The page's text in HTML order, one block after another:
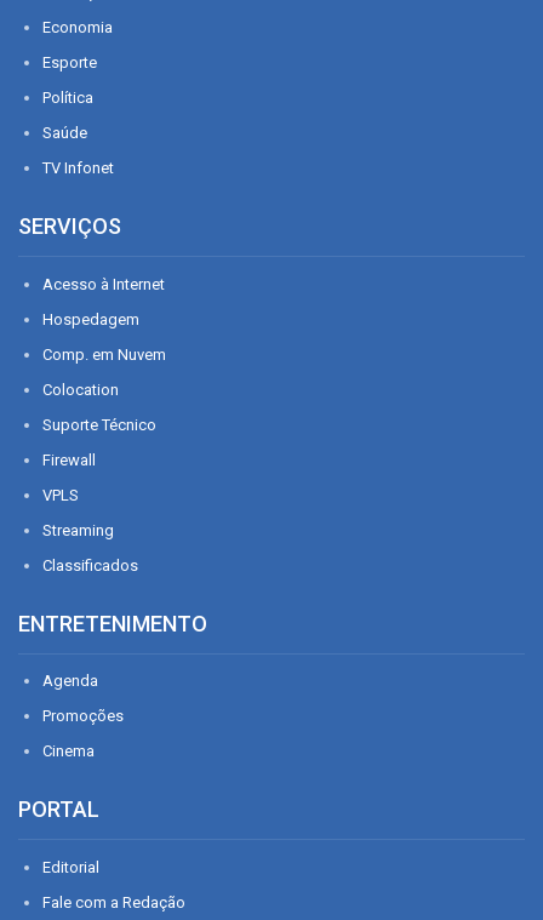
Economia
Esporte
Política
Saúde
TV Infonet
SERVIÇOS
Acesso à Internet
Hospedagem
Comp. em Nuvem
Colocation
Suporte Técnico
Firewall
VPLS
Streaming
Classificados
ENTRETENIMENTO
Agenda
Promoções
Cinema
PORTAL
Editorial
Fale com a Redação